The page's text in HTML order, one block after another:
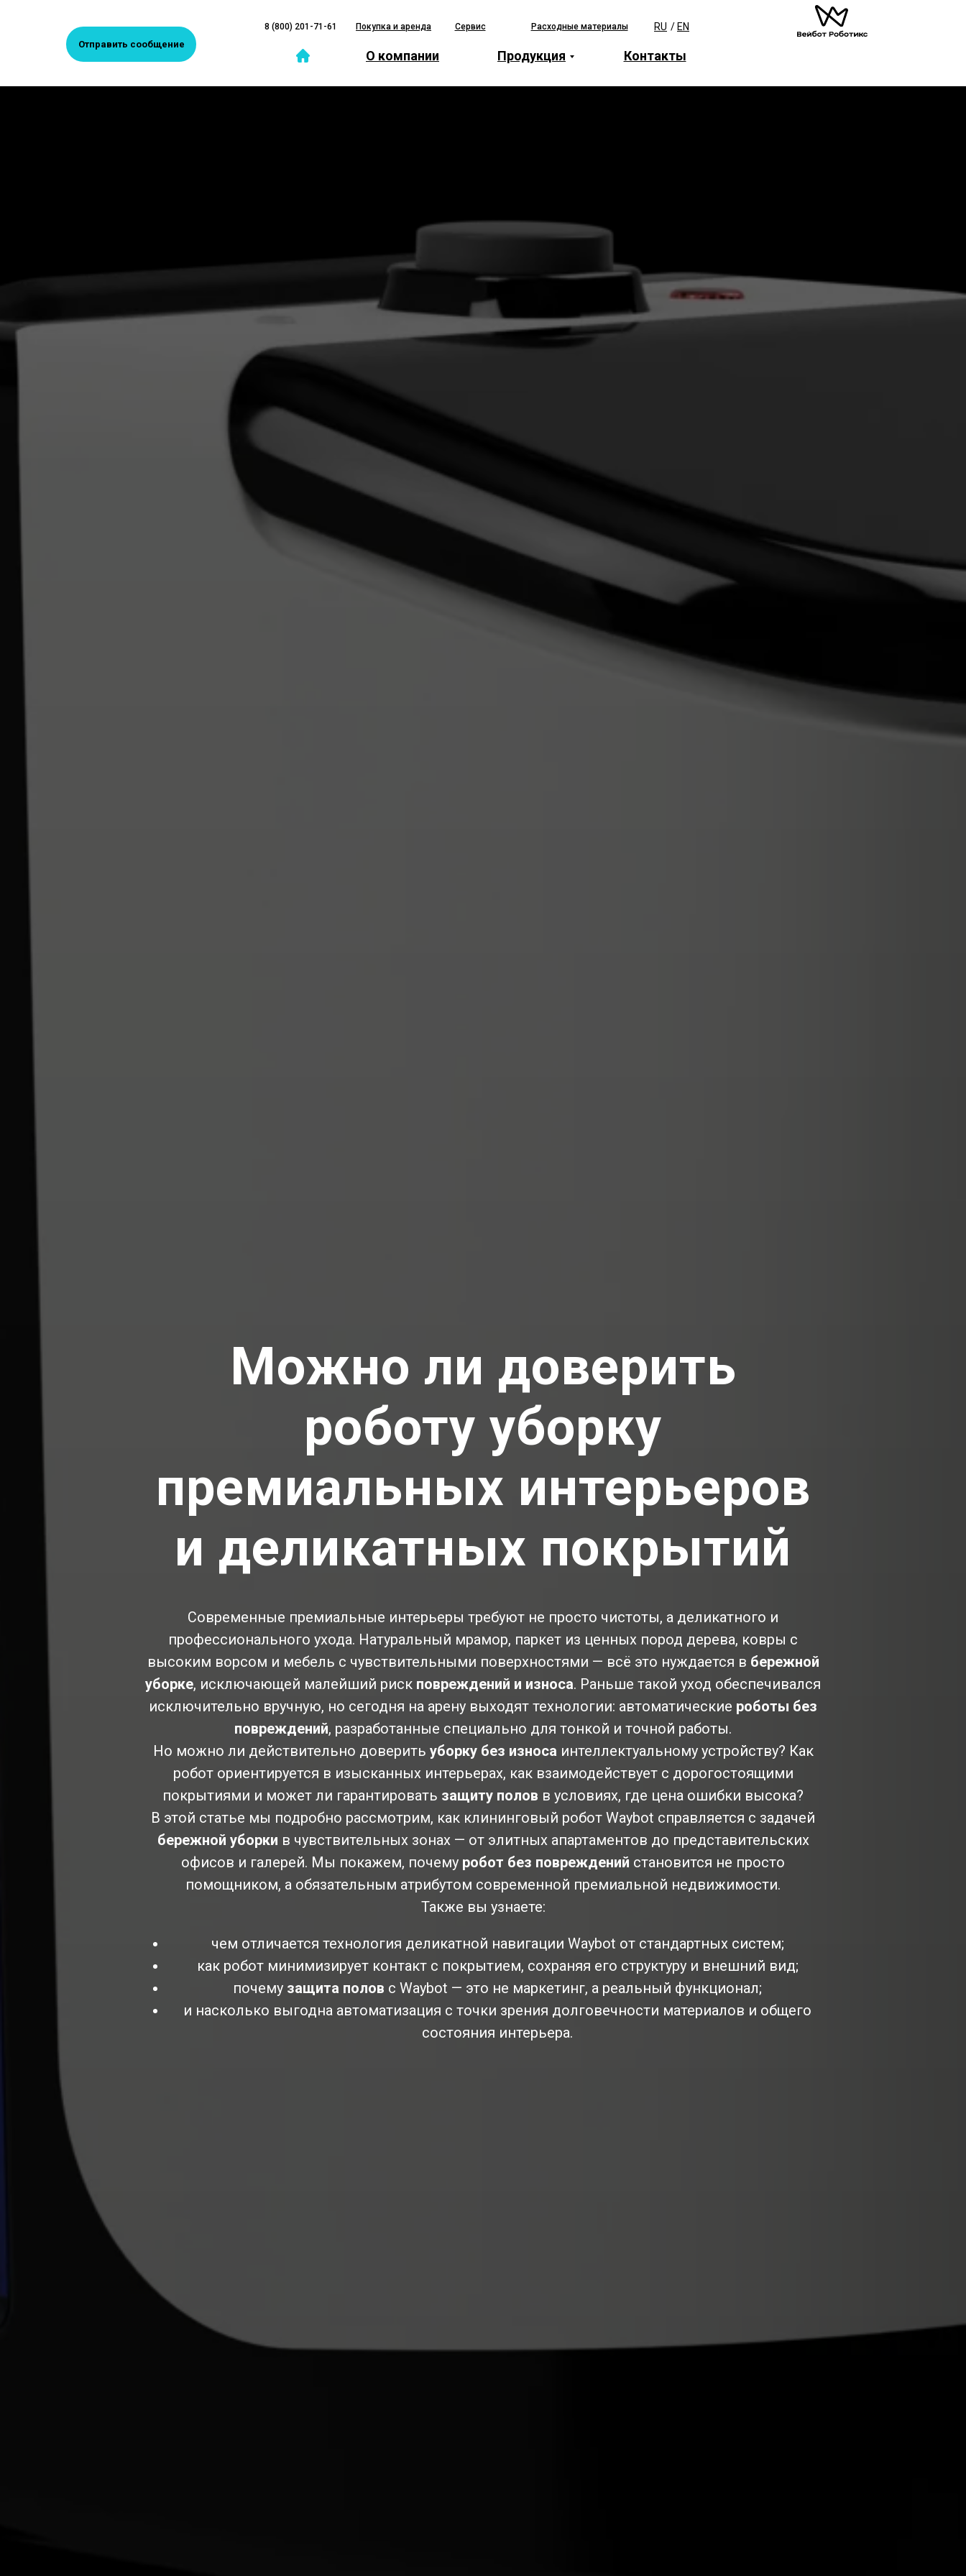
Сервис
8 (800) 201-71-61 Расходные материалы
Отправить сообщение
EN
RU /
Продукция Контакты
О компании
Покупка и аренда
Можно ли доверить
роботу уборку
премиальных интерьеров
и деликатных покрытий
Современные премиальные интерьеры требуют не просто чистоты, а деликатного и
профессионального ухода. Натуральный мрамор, паркет из ценных пород дерева, ковры с
высоким ворсом и мебель с чувствительными поверхностями — всё это нуждается в бережной
уборке, исключающей малейший риск повреждений и износа. Раньше такой уход обеспечивался
исключительно вручную, но сегодня на арену выходят технологии: автоматические роботы без
повреждений, разработанные специально для тонкой и точной работы.
Но можно ли действительно доверить уборку без износа интеллектуальному устройству? Как
робот ориентируется в изысканных интерьерах, как взаимодействует с дорогостоящими
покрытиями и может ли гарантировать защиту полов в условиях, где цена ошибки высока?
В этой статье мы подробно рассмотрим, как клининговый робот Waybot справляется с задачей
бережной уборки в чувствительных зонах — от элитных апартаментов до представительских
офисов и галерей. Мы покажем, почему робот без повреждений становится не просто
помощником, а обязательным атрибутом современной премиальной недвижимости.
Также вы узнаете:
чем отличается технология деликатной навигации Waybot от стандартных систем;
как робот минимизирует контакт с покрытием, сохраняя его структуру и внешний вид;
почему защита полов с Waybot — это не маркетинг, а реальный функционал;
и насколько выгодна автоматизация с точки зрения долговечности материалов и общего
состояния интерьера.